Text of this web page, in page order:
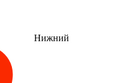
Нижний